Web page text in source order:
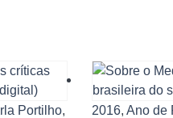
Portilho,
2016, Ano de